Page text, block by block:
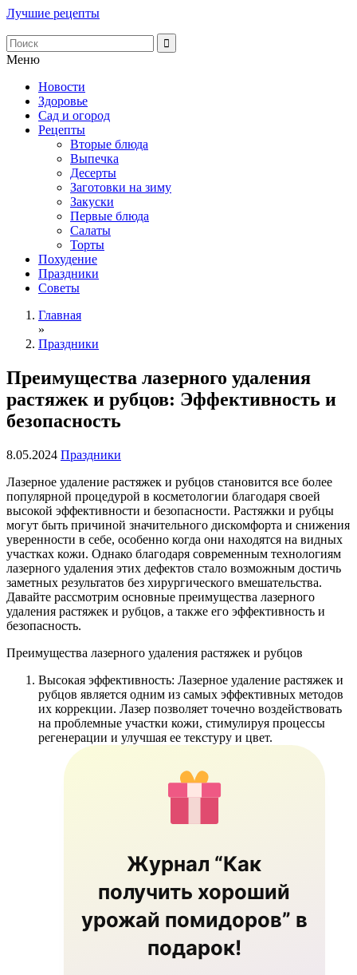
Лучшие рецепты
Меню
Новости
Здоровье
Сад и огород
Рецепты
Вторые блюда
Выпечка
Десерты
Заготовки на зиму
Закуски
Первые блюда
Салаты
Торты
Похудение
Праздники
Советы
Главная
»
Праздники
Преимущества лазерного удаления
растяжек и рубцов: Эффективность и
безопасность
8.05.2024 Праздники
Лазерное удаление растяжек и рубцов становится все более
популярной процедурой в косметологии благодаря своей
высокой эффективности и безопасности. Растяжки и рубцы
могут быть причиной значительного дискомфорта и снижения
уверенности в себе, особенно когда они находятся на видных
участках кожи. Однако благодаря современным технологиям
лазерного удаления этих дефектов стало возможным достичь
заметных результатов без хирургического вмешательства.
Давайте рассмотрим основные преимущества лазерного
удаления растяжек и рубцов, а также его эффективность и
безопасность.
Преимущества лазерного удаления растяжек и рубцов
Высокая эффективность: Лазерное удаление растяжек и
рубцов является одним из самых эффективных методов
их коррекции. Лазер позволяет точечно воздействовать
на проблемные участки кожи, стимулируя процессы
регенерации и улучшая ее текстуру и цвет.
Журнал “Как
получить хороший
урожай помидоров” в
подарок!